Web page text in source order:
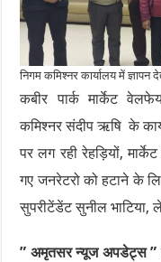
निगम कमिश्नर कार्यालय में ज्ञापन
कबीर पार्क मार्केट
कमिश्नर संदीप ऋषि के
पर लग रही रेहड़ियों,
गए जनरेटरो को हटाने के
सुपरीटेंडेंट सुनील भाटिया,
” अमृतसर न्यूज अपडेट्स ”